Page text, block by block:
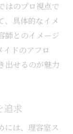
はのプロ視点で
、具体的なイメ
師とのイメージ
イドのアフロ
出せるのが魅力
追求
には、理容室ス